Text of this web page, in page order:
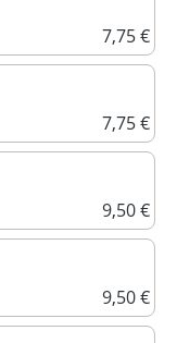
7,75 €
7,75 €
9,50 €
9,50 €